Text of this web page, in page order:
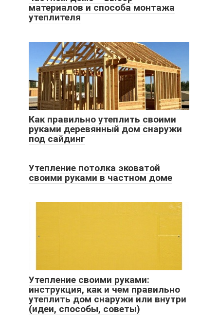
материалов и способа монтажа
утеплителя
Как правильно утеплить своими
руками деревянный дом снаружи
под сайдинг
Утепление потолка эковатой
своими руками в частном доме
Утепление своими руками:
инструкция, как и чем правильно
утеплить дом снаружи или внутри
(идеи, способы, советы)